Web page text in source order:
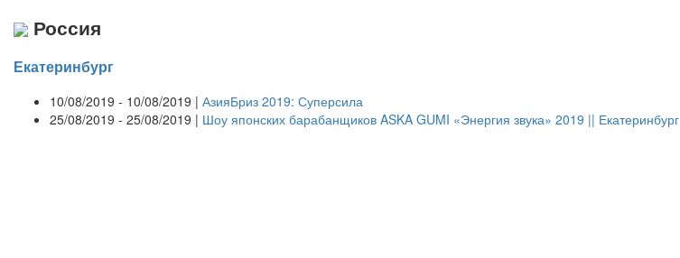
Россия
Екатеринбург
10/08/2019 - 10/08/2019 | АзияБриз 2019: Суперсила
25/08/2019 - 25/08/2019 | Шоу японских барабанщиков ASKA GUMI «Энергия звука» 2019 || Екатеринбург